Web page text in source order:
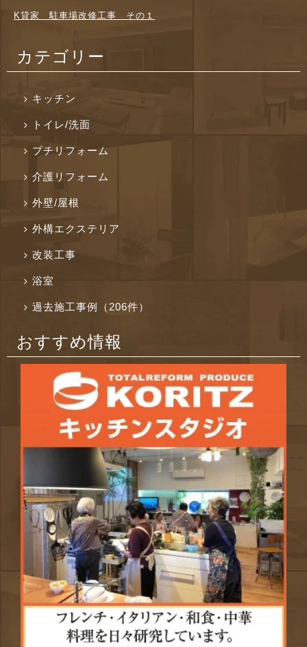
K貸家 駐車場改修工事 その１
カテゴリー
キッチン
トイレ/洗面
プチリフォーム
介護リフォーム
外壁/屋根
外構エクステリア
改装工事
浴室
過去施工事例（206件）
おすすめ情報